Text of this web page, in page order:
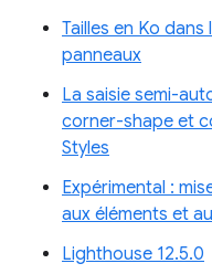
Tailles en Ko
panneaux
La saisie semi-
corner-shape et
Styles
Expérimental :
aux éléments et
Lighthouse 12.5.0